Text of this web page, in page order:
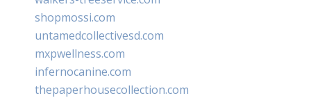
shopmossi.com
untamedcollectivesd.com
mxpwellness.com
infernocanine.com
thepaperhousecollection.com